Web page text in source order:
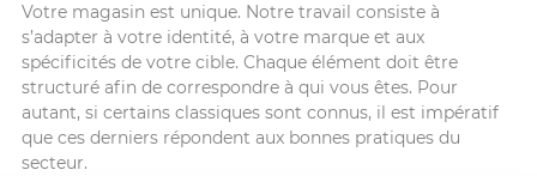
Votre magasin est unique. Notre travail consiste à
s’adapter à votre identité, à votre marque et aux
spécificités de votre cible. Chaque élément doit être
structuré afin de correspondre à qui vous êtes. Pour
autant, si certains classiques sont connus, il est impératif
que ces derniers répondent aux bonnes pratiques du
secteur.